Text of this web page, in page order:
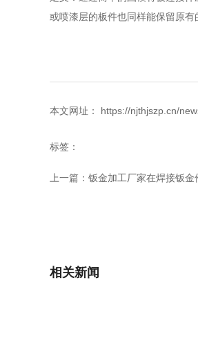
或喷漆层的板件也同样能保留原
本文网址： https://njthjszp.cn/
标签：
上一篇： 钣金加工厂家在焊接钣金
相关新闻